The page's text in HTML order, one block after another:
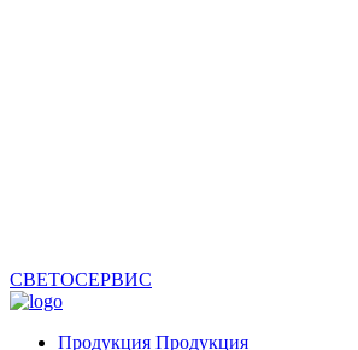
СВЕТОСЕРВИС
Продукция Продукция